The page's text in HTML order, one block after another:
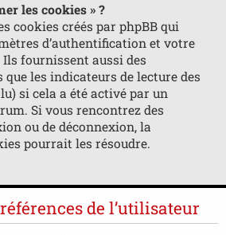
les cookies » ?
cookies créés par phpBB qui
d’authentification et votre
fournissent aussi des
les indicateurs de lecture des
si cela a été activé par un
Si vous rencontrez des
ou de déconnexion, la
pourrait les résoudre.
de l’utilisateur